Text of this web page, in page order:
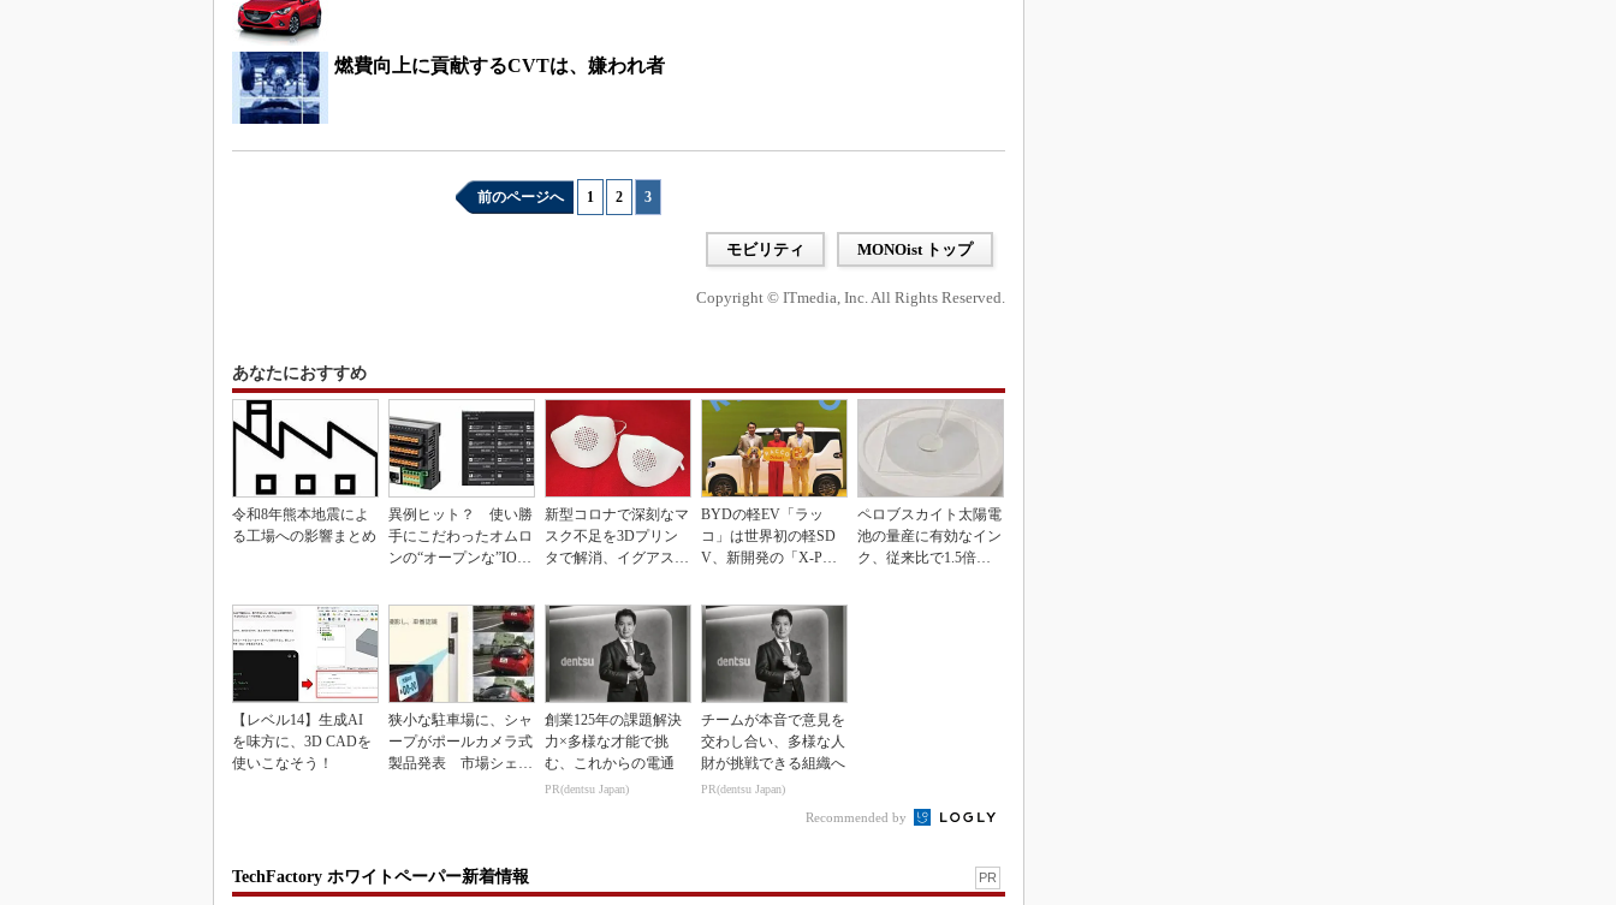
燃費向上に貢献するCVTは、嫌われ者
前のページへ 1 2 3
モビリティ MONOist トップ
Copyright © ITmedia, Inc. All Rights Reserved.
あなたにおすすめ
令和8年熊本地震によ
る工場への影響まとめ
異例ヒット？ 使い勝
手にこだわったオムロ
ンの“オープンな”IO-L
新型コロナで深刻なマ
スク不足を3Dプリン
タで解消、イグアスが
BYDの軽EV「ラッ
コ」は世界初の軽SD
V、新開発の「X-PAC
ペロブスカイト太陽電
池の量産に有効なイン
ク、従来比で1.5倍の
【レベル14】生成AI
を味方に、3D CADを
使いこなそう！
狭小な駐車場に、シャ
ープがポールカメラ式
製品発表 市場シェア
創業125年の課題解決
力×多様な才能で挑
む、これからの電通
PR(dentsu Japan)
チームが本音で意見を
交わし合い、多様な人
財が挑戦できる組織へ
PR(dentsu Japan)
Recommended by
TechFactory ホワイトペーパー新着情報 PR